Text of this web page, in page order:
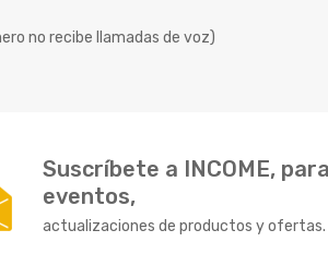
no recibe llamadas de voz)
Suscríbete a INCOME,
eventos,
actualizaciones de productos y ofertas.